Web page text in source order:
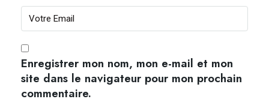
Enregistrer mon nom, mon e-mail et mon
site dans le navigateur pour mon prochain
commentaire.